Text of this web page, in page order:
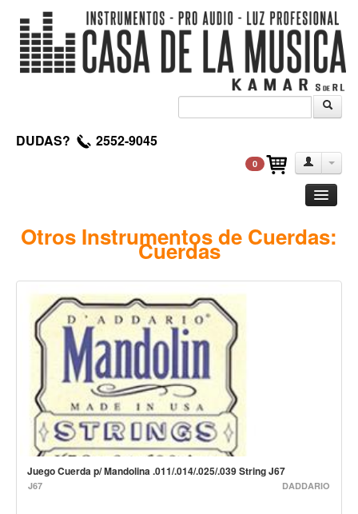
DUDAS? 2552-9045
0
Clasica
Electrica
Amplificadores
Pedales de efectos
Estuches y fundas
Fajas y colgantes
Accesorios
Cuerdas
Bajos
Otros Instrumentos de Cuerdas:
Cuerdas
Juego Cuerda p/ Mandolina .011/.014/.025/.039 String J67
J67 DADDARIO